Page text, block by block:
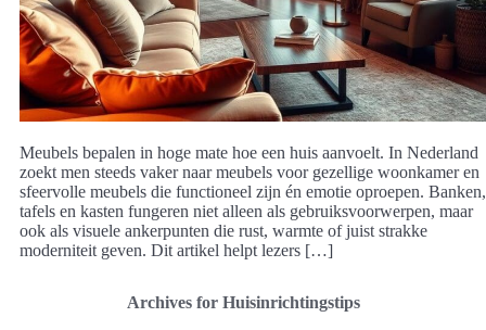
Meubels bepalen in hoge mate hoe een huis aanvoelt. In Nederland
zoekt men steeds vaker naar meubels voor gezellige woonkamer en
sfeervolle meubels die functioneel zijn én emotie oproepen. Banken,
tafels en kasten fungeren niet alleen als gebruiksvoorwerpen, maar
ook als visuele ankerpunten die rust, warmte of juist strakke
moderniteit geven. Dit artikel helpt lezers […]
Archives for Huisinrichtingstips